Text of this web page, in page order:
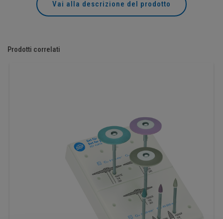
Vai alla descrizione del prodotto
Prodotti correlati